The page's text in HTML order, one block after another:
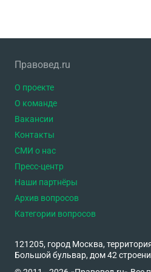
Правовед.ru
О проекте
О команде
Вакансии
Контакты
СМИ о нас
Пресс-центр
Наши партнёры
Архив вопросов
Категории вопросов
121205, город Москва,
Большой бульвар, дом 42